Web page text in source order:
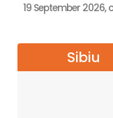
Sibiu